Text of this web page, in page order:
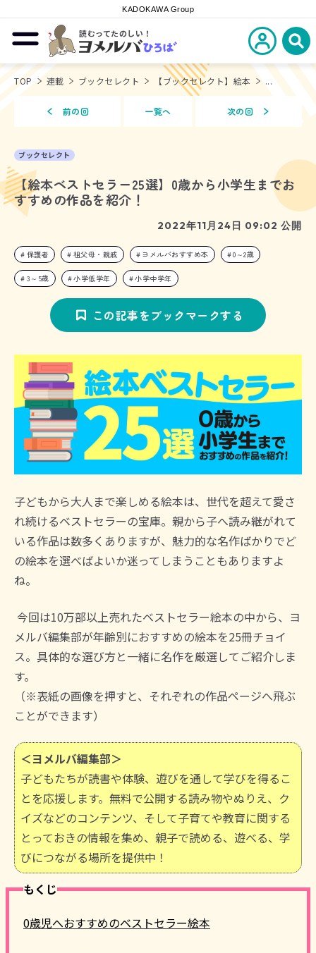
KADOKAWA Group
メニューを開閉する
読むってたのしい！
ヨメルバひろば
新規会員登
検
TOP 連載 ブックセレクト 【ブックセレクト】絵本 ...
前の回 一覧へ 次の回
ブックセレクト
【絵本ベストセラー25選】0歳から小学生までお
すすめの作品を紹介！
2022年11月24日 09:02 公開
保護者 祖父母・親戚 ヨメルバおすすめ本 0～2歳
3～5歳 小学低学年 小学中学年
この記事をブックマークする
子どもから大人まで楽しめる絵本は、世代を超えて愛さ
れ続けるベストセラーの宝庫。親から子へ読み継がれて
いる作品は数多くありますが、魅力的な名作ばかりでど
の絵本を選べばよいか迷ってしまうこともありますよ
ね。
今回は10万部以上売れたベストセラー絵本の中から、ヨ
メルバ編集部が年齢別におすすめの絵本を25冊チョイ
ス。具体的な選び方と一緒に名作を厳選してご紹介しま
す。
（※表紙の画像を押すと、それぞれの作品ページへ飛ぶ
ことができます）
＜ヨメルバ編集部＞
子どもたちが読書や体験、遊びを通して学びを得るこ
とを応援します。無料で公開する読み物やぬりえ、ク
イズなどのコンテンツ、そして子育てや教育に関する
とっておきの情報を集め、親子で読める、遊べる、学
びにつながる場所を提供中！
もくじ
0歳児へおすすめのベストセラー絵本